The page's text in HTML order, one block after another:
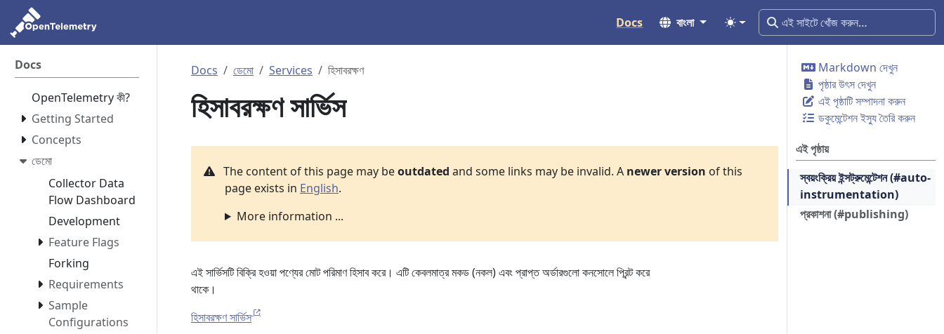
Docs বাংলা
Docs
OpenTelemetry কী?
Getting Started
Concepts
ডেমো
Collector Data
Flow Dashboard
Development
Feature Flags
Forking
Requirements
Sample
Configurations
Markdown দেখুন
পৃষ্ঠার উৎস দেখুন
এই পৃষ্ঠাটি সম্পাদনা করুন
ডকুমেন্টেশন ইস্যু তৈরি করুন
এই পৃষ্ঠায়
স্বয়ংক্রিয় ইন্সট্রুমেন্টেশন (#auto-
instrumentation)
প্রকাশনা (#publishing)
Docs ডেমো Services হিসাবরক্ষণ
হিসাবরক্ষণ সার্ভিস
The content of this page may beoutdated and some links may be invalid. A newer version of this
page exists in English.
More information ...
এই সার্ভিসটি বিক্রি হওয়া পণ্যের মোট পরিমাণ হিসাব করে। এটি কেবলমাত্র মকড (নকল) এবং প্রাপ্ত অর্ডারগুলো কনসোলে প্রিন্ট করে
থাকে।
হিসাবরক্ষণ সার্ভিস